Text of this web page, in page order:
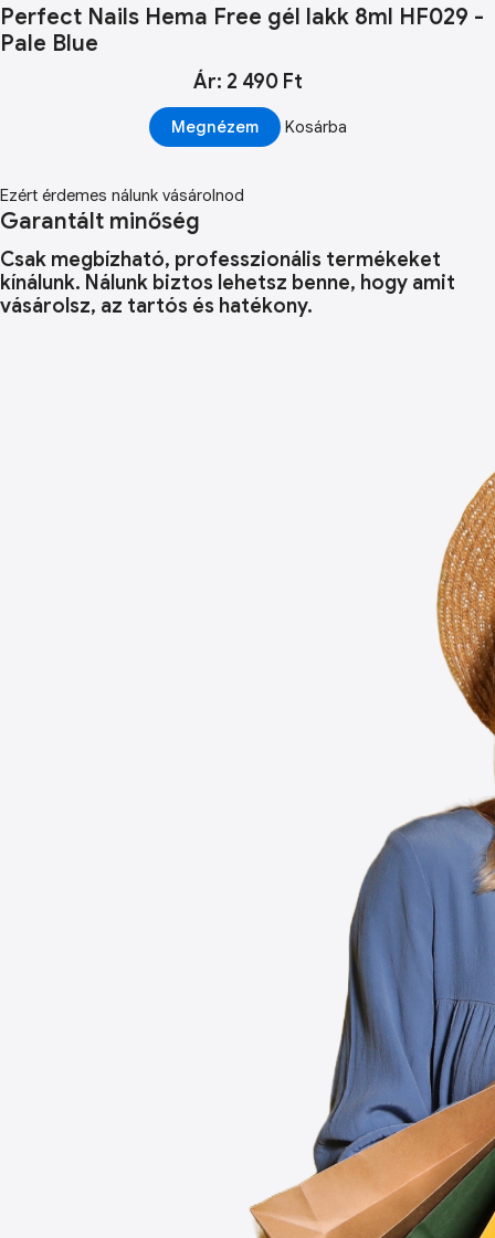
Perfect Nails Hema Free gél lakk 8ml HF029 -
Pale Blue
Ár: 2 490 Ft
Megnézem Kosárba
Ezért érdemes nálunk vásárolnod
Garantált minőség
Csak megbízható, professzionális termékeket
kínálunk. Nálunk biztos lehetsz benne, hogy amit
vásárolsz, az tartós és hatékony.